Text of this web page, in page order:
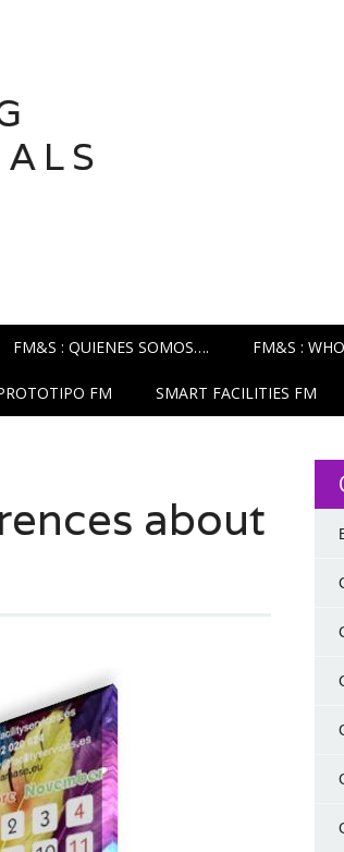
FM&S : QUIENES SOMOS…. FM&S :
FM SMART FACILITIES FM
about